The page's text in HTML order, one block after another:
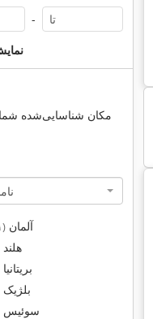
-
مکان شناسایی‌شده
آلمان(۶۱)
هلند
بریتانیا
بلژیک
سوئیس